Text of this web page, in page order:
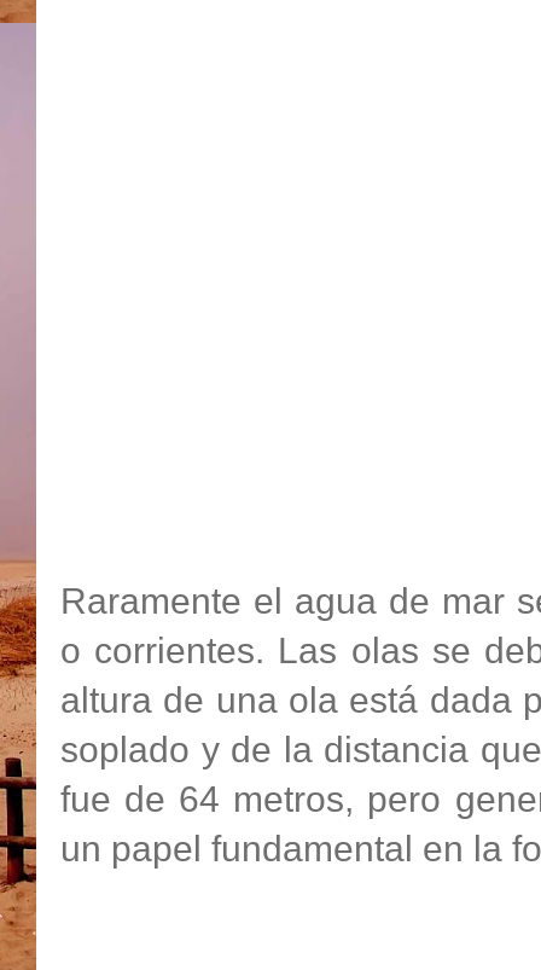
Raramente el agua de mar
o corrientes. Las olas se
altura de una ola está dada
soplado y de la distancia
fue de 64 metros, pero
un papel fundamental en la